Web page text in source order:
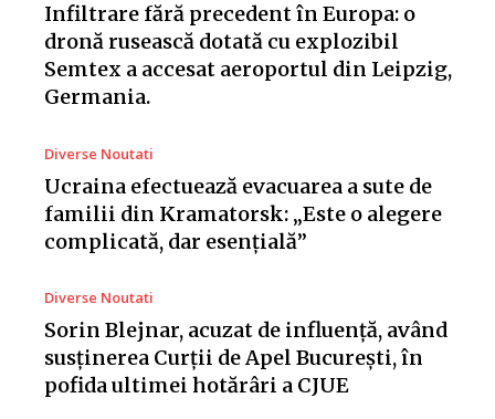
Infiltrare fără precedent în Europa: o
dronă rusească dotată cu explozibil
Semtex a accesat aeroportul din Leipzig,
Germania.
Diverse Noutati
Ucraina efectuează evacuarea a sute de
familii din Kramatorsk: „Este o alegere
complicată, dar esențială”
Diverse Noutati
Sorin Blejnar, acuzat de influență, având
susținerea Curții de Apel București, în
pofida ultimei hotărâri a CJUE